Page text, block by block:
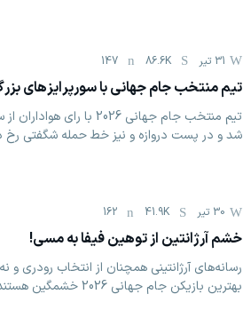
31 تیر 86.6K
147
تیم منتخب جام جهانی با سورپرایزهای
تیم منتخب جام جهانی 2026 با
شد و در پست دروازه و نیز خط حمله شگفتی رخ
30 تیر 41.9K
162
خشم آرژانتین از توهین فیفا به مسی!
رسانه‌های آرژانتینی همچنان از انتخاب رودری و
بهترین بازیکن جام جهانی 2026 خشمگین هستند.